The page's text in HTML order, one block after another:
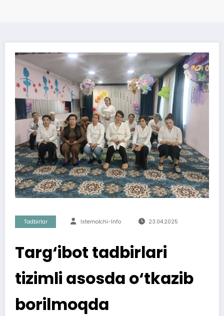
Tadbirlar Istemolchi-Info 23.04.2025
Targ‘ibot tadbirlari
tizimli asosda o‘tkazib
borilmoqda